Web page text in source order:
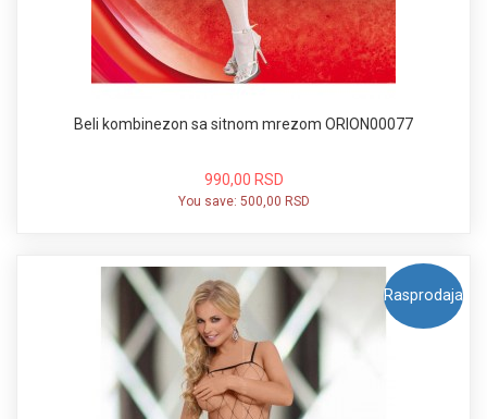
Beli kombinezon sa sitnom mrezom ORION00077
990,00 RSD
You save: 500,00 RSD
Rasprodaja